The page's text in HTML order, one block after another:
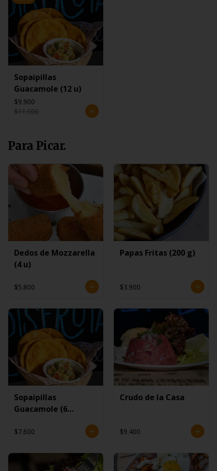
Sopaipillas
Guacamole (12 u)
$9.900
$11.900
Para Picar.
Dedos de Mozzarella
(4 u)
$5.800
Papas Fritas (200 g)
$3.900
Sopaipillas
Guacamole (6
$7.600
Crudo de la Casa
$9.400